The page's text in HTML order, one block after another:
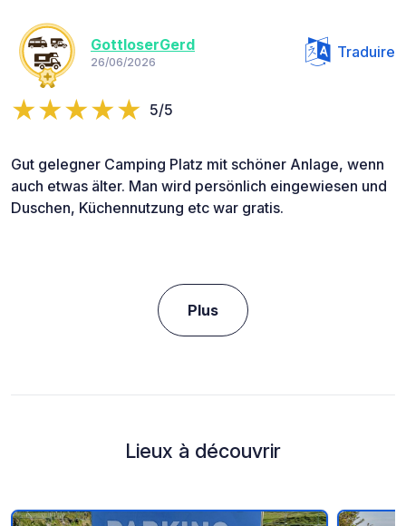
GottloserGerd
26/06/2026
Traduire
5/5
Gut gelegner Camping Platz mit schöner Anlage, wenn
auch etwas älter. Man wird persönlich eingewiesen und
Duschen, Küchennutzung etc war gratis.
Plus
Lieux à découvrir